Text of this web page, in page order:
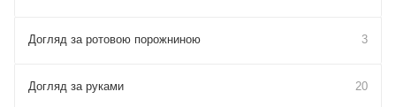
Догляд за ротовою порожниною 3
Догляд за руками 20